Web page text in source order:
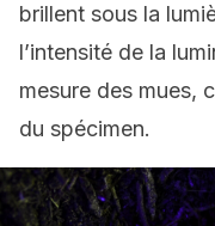
brillent sous la
l’intensité de la
mesure des mues,
du spécimen.